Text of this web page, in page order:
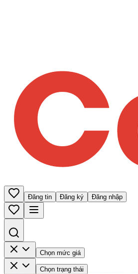
Đăng tin Đăng ký Đăng nhập
Chọn mức giá
Chọn trạng thái